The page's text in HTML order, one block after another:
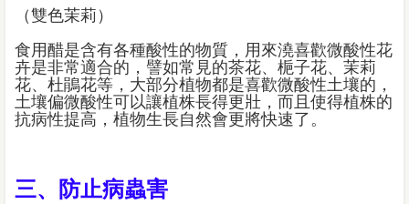
（雙色茉莉）
食用醋是含有各種酸性的物質，用來澆喜歡微酸性花
卉是非常適合的，譬如常見的茶花、梔子花、茉莉
花、杜鵑花等，大部分植物都是喜歡微酸性土壤的，
土壤偏微酸性可以讓植株長得更壯，而且使得植株的
抗病性提高，植物生長自然會更將快速了。
三、防止病蟲害